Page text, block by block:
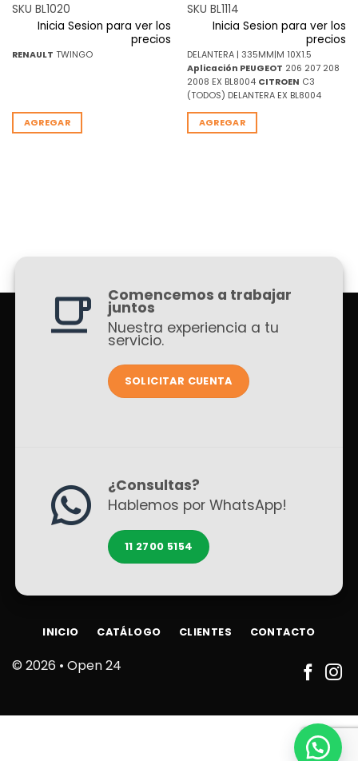
SKU BL1020
Inicia Sesion para ver los
precios
RENAULT TWINGO
AGREGAR
SKU BL1114
Inicia Sesion para ver los
precios
DELANTERA | 335MM|M 10X1.5
Aplicación PEUGEOT 206 207 208
2008 EX BL8004 CITROEN C3
(TODOS) DELANTERA EX BL8004
AGREGAR
Comencemos a trabajar
juntos
Nuestra experiencia a tu
servicio.
SOLICITAR CUENTA
¿Consultas?
Hablemos por WhatsApp!
11 2700 5154
© 2026 • Open 24
INICIO CATÁLOGO CLIENTES CONTACTO